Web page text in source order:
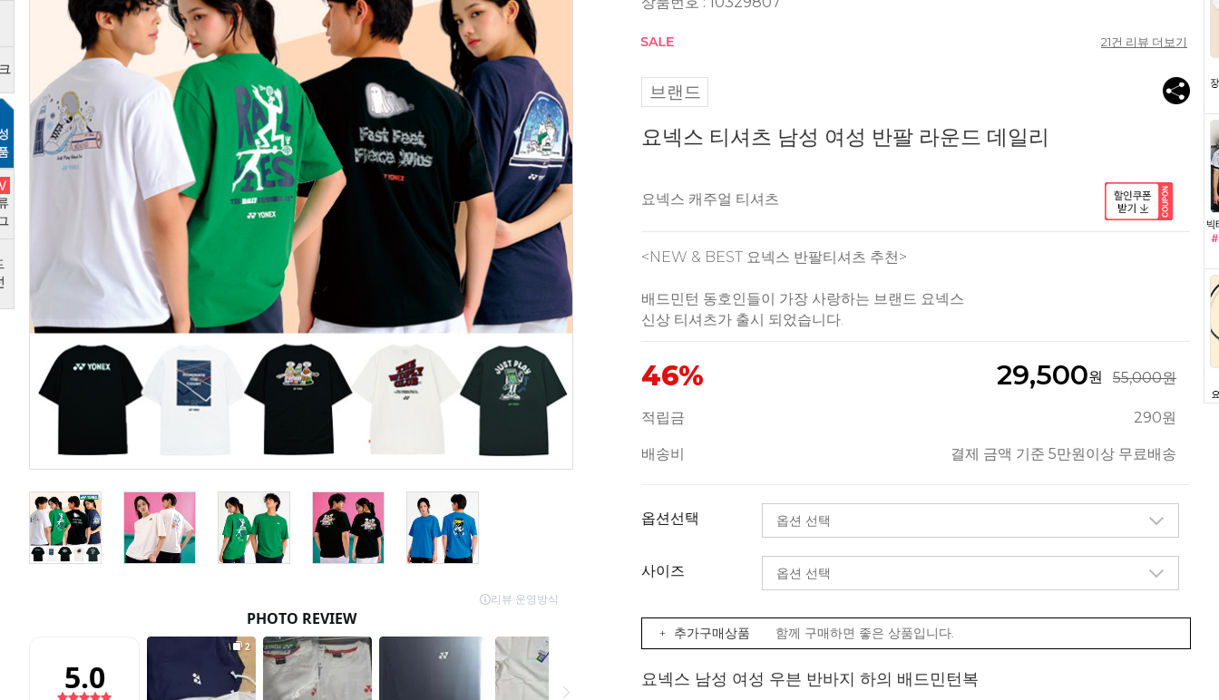
21건 리뷰 더보기
브랜드
요넥스 티셔츠 남성 여성 반팔 라운드 데일리
요넥스 캐주얼 티셔츠
<NEW & BEST 요넥스 반팔티셔츠 추천>
배드민턴 동호인들이 가장 사랑하는 브랜드 요넥스
신상 티셔츠가 출시 되었습니다.
46% 29,500원 55,000원
적립금 290원
배송비 결제 금액 기준 5만원이상 무료배송
옵션선택
사이즈
+ 추가구매상품 함께 구매하면 좋은 상품입니다.
요넥스 남성 여성 우븐 반바지 하의 배드민턴복